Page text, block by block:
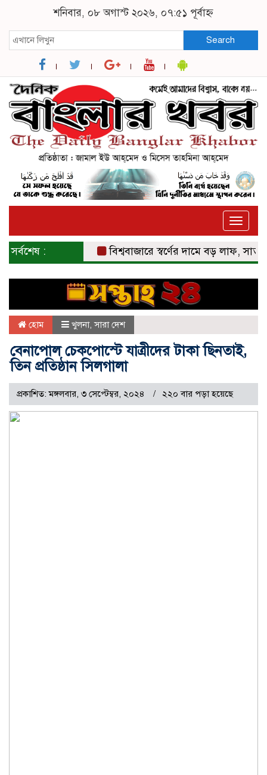
শনিবার, ০৮ অগাস্ট ২০২৬, ০৭:৫১ পূর্বাহ্ন
Search
Toggle
সর্বশেষ : বিশ্ববাজারে স্বর্ণের দামে বড় লাফ, সাত
হোম খুলনা,সারা দেশ
বেনাপোল চেকপোস্টে যাত্রীদের টাকা ছিনতাই,
তিন প্রতিষ্ঠান সিলগালা
প্রকাশিত: মঙ্গলবার, ৩ সেপ্টেম্বর, ২০২৪ ২২০ বার পড়া হয়েছে